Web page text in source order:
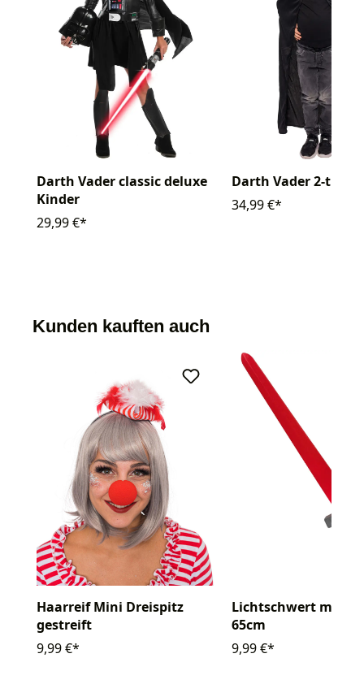
Darth Vader classic deluxe
Kinder
29,99 €*
Darth Vader 2-tlg.
34,99 €*
Kunden kauften auch
Haarreif Mini Dreispitz
gestreift
9,99 €*
Lichtschwert mit
65cm
9,99 €*